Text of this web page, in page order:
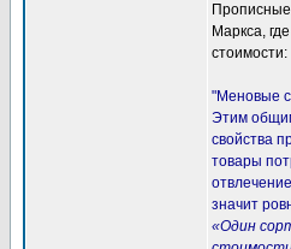
Прописные
Маркса,
стоимости:
"Меновые
Этим
свойства
товары
значит
«Один